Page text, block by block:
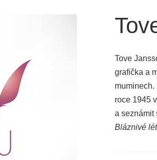
Tove
grafička a
roce 1945
a seznámit
Bláznivé